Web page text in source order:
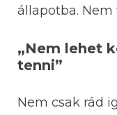
állapotba. Nem
„Nem lehet
tenni”
Nem csak rád